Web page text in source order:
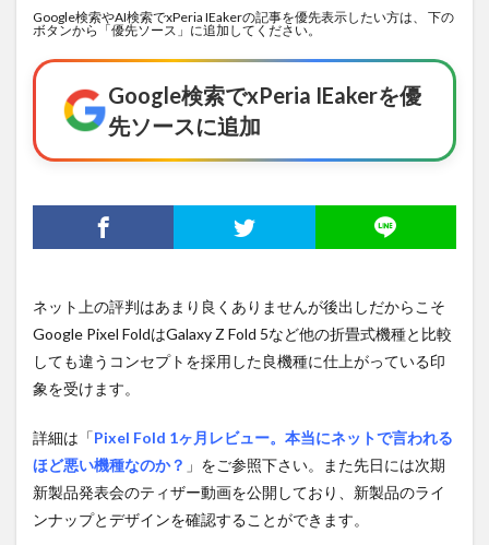
Google検索やAI検索でxPeria IEakerの記事を優先表示したい方は、 下の
ボタンから「優先ソース」に追加してください。
Google検索でxPeria IEakerを優
先ソースに追加
ネット上の評判はあまり良くありませんが後出しだからこそ
Google Pixel FoldはGalaxy Z Fold 5など他の折畳式機種と比較
しても違うコンセプトを採用した良機種に仕上がっている印
象を受けます。
詳細は「Pixel Fold 1ヶ月レビュー。本当にネットで言われる
ほど悪い機種なのか？ 」をご参照下さい。また先日には次期
新製品発表会のティザー動画を公開しており、新製品のライ
ンナップとデザインを確認することができます。